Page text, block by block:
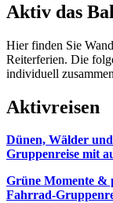
Aktiv das
Hier finden Sie
Reiterferien. Die
individuell
Aktivreisen
Dünen, Wälder
Gruppenreise mit
Grüne Momente &
Fahrrad-